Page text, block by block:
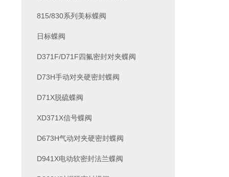
815/830系列美标蝶阀
日标蝶阀
D371F/D71F四氟密封对夹蝶阀
D73H手动对夹硬密封蝶阀
D71X脱硫蝶阀
XD371X信号蝶阀
D673H气动对夹硬密封蝶阀
D941X电动软密封法兰蝶阀